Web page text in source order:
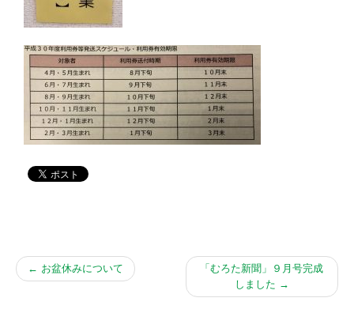
← お盆休みについて
「むろた新聞」９月号完成
しました →